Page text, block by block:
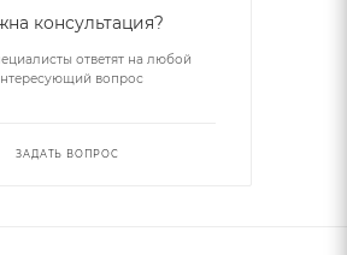
консультация?
ответят на любой
вопрос
ЗАДАТЬ ВОПРОС